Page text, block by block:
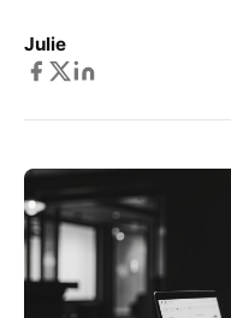
Julie